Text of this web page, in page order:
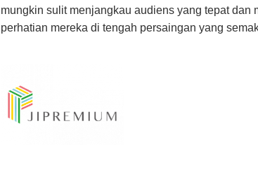
mungkin sulit menjangkau audiens yang tepat dan
perhatian mereka di tengah persaingan yang